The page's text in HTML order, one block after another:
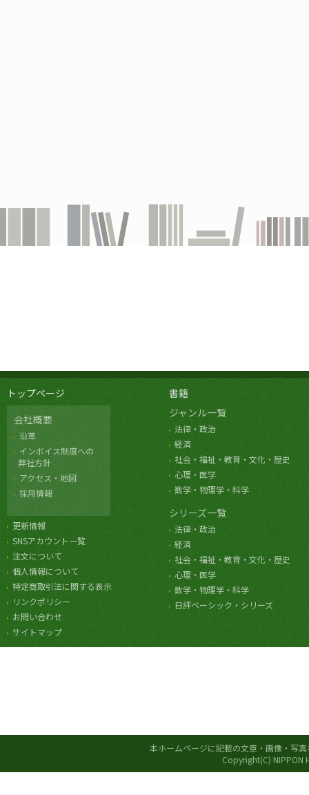
トップページ
会社概要
沿革
インボイス制度への
弊社方針
アクセス・地図
採用情報
更新情報
SNSアカウント一覧
注文について
個人情報について
特定商取引法に関する表示
リンクポリシー
お問い合わせ
サイトマップ
書籍
ジャンル一覧
法律・政治
経済
社会・福祉・教育・文化・歴史
心理・医学
数学・物理学・科学
シリーズ一覧
法律・政治
経済
社会・福祉・教育・文化・歴史
心理・医学
数学・物理学・科学
日評ベーシック・シリーズ
本ホームページに記載の文章・画像・写
Copyright(C) NIPPON